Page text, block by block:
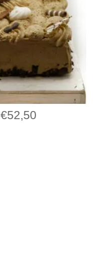
€52,50Prijsklasse: